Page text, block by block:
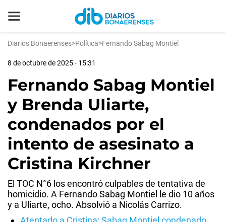
Diarios Bonaerenses>Política>Fernando Sabag Montiel
8 de octubre de 2025 - 15:31
Fernando Sabag Montiel
y Brenda UIiarte,
condenados por el
intento de asesinato a
Cristina Kirchner
El TOC N°6 los encontró culpables de tentativa de
homicidio. A Fernando Sabag Montiel le dio 10 años
y a Uliarte, ocho. Absolvió a Nicolás Carrizo.